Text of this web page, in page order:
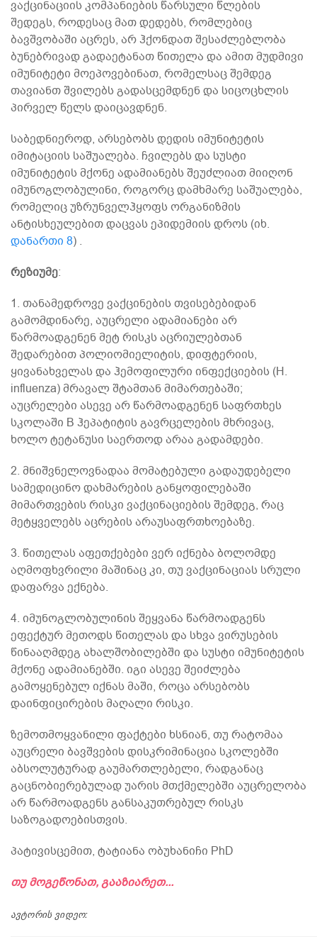
ვაქცინაციის კომპანიების წარსული წლების
შედეგს, როდესაც მათ დედებს, რომლებიც
ბავშვობაში აცრეს, არ ჰქონდათ შესაძლებლობა
ბუნებრივად გადაეტანათ წითელა და ამით მუდმივი
იმუნიტეტი მოეპოვებინათ, რომელსაც შემდეგ
თავიანთ შვილებს გადასცემდნენ და სიცოცხლის
პირველ წელს დაიცავდნენ.
საბედნიეროდ, არსებობს დედის იმუნიტეტის
იმიტაციის საშუალება. ჩვილებს და სუსტი
იმუნიტეტის მქონე ადამიანებს შეუძლიათ მიიღონ
იმუნოგლობულინი, როგორც დამხმარე საშუალება,
რომელიც უზრუნველჰყოფს ორგანიზმის
ანტისხეულებით დაცვას ეპიდემიის დროს (იხ.
დანართი 8) .
რეზიუმე:
1. თანამედროვე ვაქცინების თვისებებიდან
გამომდინარე, აუცრელი ადამიანები არ
წარმოადგენენ მეტ რისკს აცრიულებთან
შედარებით პოლიომიელიტის, დიფტერიის,
ყივანახველას და ჰემოფილური ინფექციების (H.
influenza) მრავალ შტამთან მიმართებაში;
აუცრელები ასევე არ წარმოადგენენ საფრთხეს
სკოლაში B ჰეპატიტის გავრცელების მხრივაც,
ხოლო ტეტანუსი საერთოდ არაა გადამდები.
2. მნიშვნელოვნადაა მომატებული გადაუდებელი
სამედიცინო დახმარების განყოფილებაში
მიმართვების რისკი ვაქცინაციების შემდეგ, რაც
მეტყველებს აცრების არაუსაფრთხოებაზე.
3. წითელას აფეთქებები ვერ იქნება ბოლომდე
აღმოფხვრილი მაშინაც კი, თუ ვაქცინაციას სრული
დაფარვა ექნება.
4. იმუნოგლობულინის შეყვანა წარმოადგენს
ეფექტურ მეთოდს წითელას და სხვა ვირუსების
წინააღმდეგ ახალშობილებში და სუსტი იმუნიტეტის
მქონე ადამიანებში. იგი ასევე შეიძლება
გამოყენებულ იქნას მაში, როცა არსებობს
დაინფიცირების მაღალი რისკი.
ზემოთმოყვანილი ფაქტები ხსნიან, თუ რატომაა
აუცრელი ბავშვების დისკრიმინაცია სკოლებში
აბსოლუტურად გაუმართლებელი, რადგანაც
გაცნობიერებულად უარის მთქმელებში აუცრელობა
არ წარმოადგენს განსაკუთრებულ რისკს
საზოგადოებისთვის.
პატივისცემით, ტატიანა ობუხანიჩი PhD
თუ მოგეწონათ, გააზიარეთ...
ავტორის ვიდეო: